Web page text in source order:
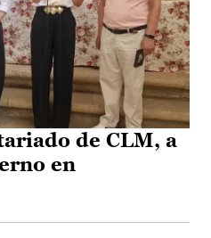
de CLM, a
en